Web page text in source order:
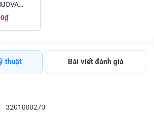
thuật Bài viết đánh giá
3201000270